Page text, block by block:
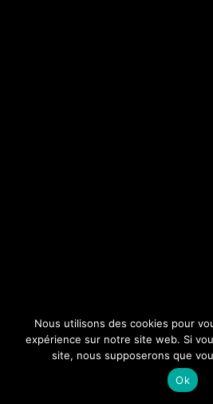
Nous utilisons des cookies pour
expérience sur notre site web. Si
site, nous supposerons que
Ok